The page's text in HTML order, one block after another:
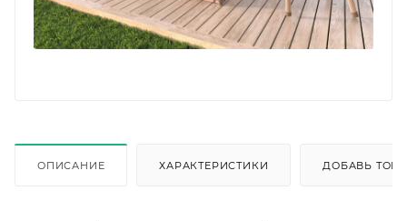
ОПИСАНИЕ ХАРАКТЕРИСТИКИ ДОБАВЬ